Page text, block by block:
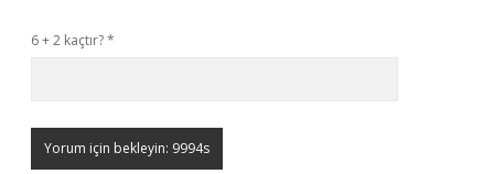
6 + 2 kaçtır?*